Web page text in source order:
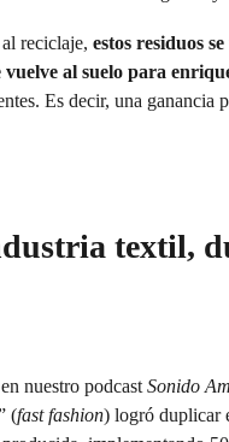
reciclaje, estos residuos
al suelo para
Es decir, una ganancia
textil,
nuestro podcastSonido
(fast fashion) logró duplicar